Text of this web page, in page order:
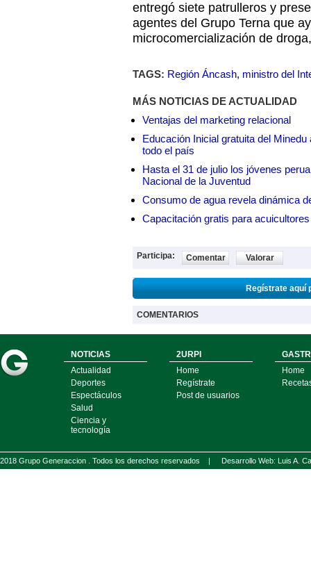
entregó siete patrulleros y
agentes del Grupo Terna que
microcomercialización de
TAGS: Región Áncash, ministro del
MÁS NOTICIAS DE ACTUALIDAD
Ventajas del marketing relacional
Educación Inicial gratuita del
todo el país
Hasta el 31 de julio los jóvenes
Nacional de la Juventud
Consumo de agua revela dinámica
Capacitación gratis para
Participa: Comentar Valorar
Regístrate aquí
COMENTARIOS
NOTICIAS
Actualidad
Deportes
Espectáculos
Salud
Ciencia y
tecnología
2URPI
Home
Regístrate
Post de usuarios
Home
2018 Grupo Generaccion . Todos los derechos reservados | Desarrollo Web: Luis